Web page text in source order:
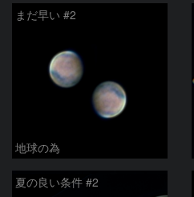
まだ早い #2
地球の為
夏の良い条件 #2